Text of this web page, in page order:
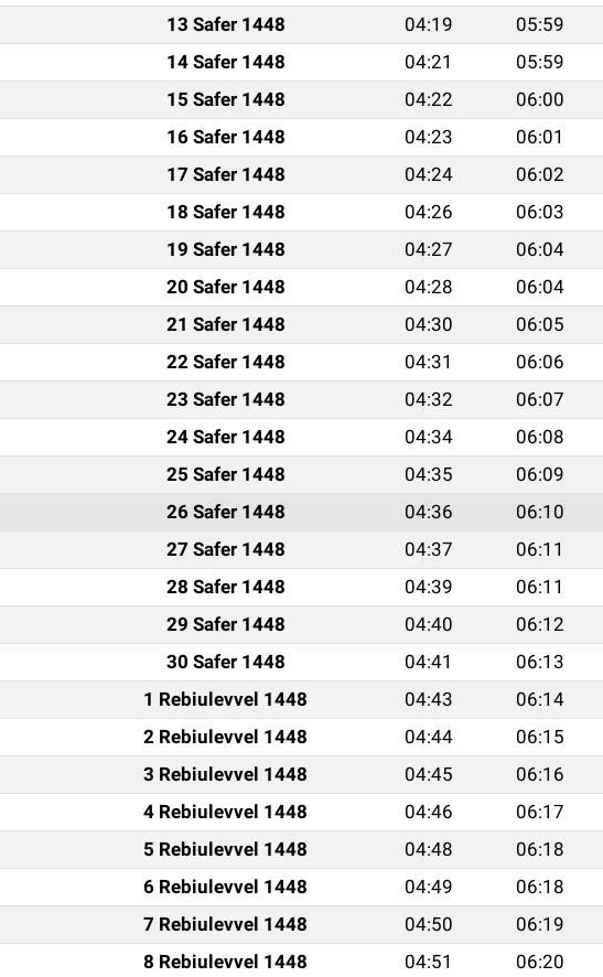
13 Safer 1448 04:19 05:59
14 Safer 1448 04:21 05:59
15 Safer 1448 04:22 06:00
16 Safer 1448 04:23 06:01
17 Safer 1448 04:24 06:02
18 Safer 1448 04:26 06:03
19 Safer 1448 04:27 06:04
20 Safer 1448 04:28 06:04
21 Safer 1448 04:30 06:05
22 Safer 1448 04:31 06:06
23 Safer 1448 04:32 06:07
24 Safer 1448 04:34 06:08
25 Safer 1448 04:35 06:09
26 Safer 1448 04:36 06:10
27 Safer 1448 04:37 06:11
28 Safer 1448 04:39 06:11
29 Safer 1448 04:40 06:12
30 Safer 1448 04:41 06:13
1 Rebiulevvel 1448 04:43 06:14
2 Rebiulevvel 1448 04:44 06:15
3 Rebiulevvel 1448 04:45 06:16
4 Rebiulevvel 1448 04:46 06:17
5 Rebiulevvel 1448 04:48 06:18
6 Rebiulevvel 1448 04:49 06:18
7 Rebiulevvel 1448 04:50 06:19
8 Rebiulevvel 1448 04:51 06:20